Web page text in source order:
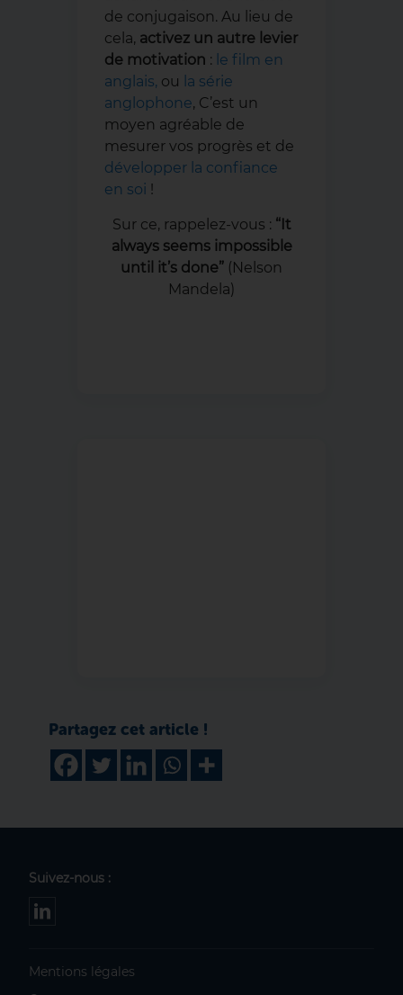
de conjugaison. Au lieu de
cela, activez un autre levier
de motivation : le film en
anglais, ou la série
anglophone, C’est un
moyen agréable de
mesurer vos progrès et de
développer la confiance
en soi !
Sur ce, rappelez-vous : “It
always seems impossible
until it’s done” (Nelson
Mandela)
Mentions légales
Suivez-nous :